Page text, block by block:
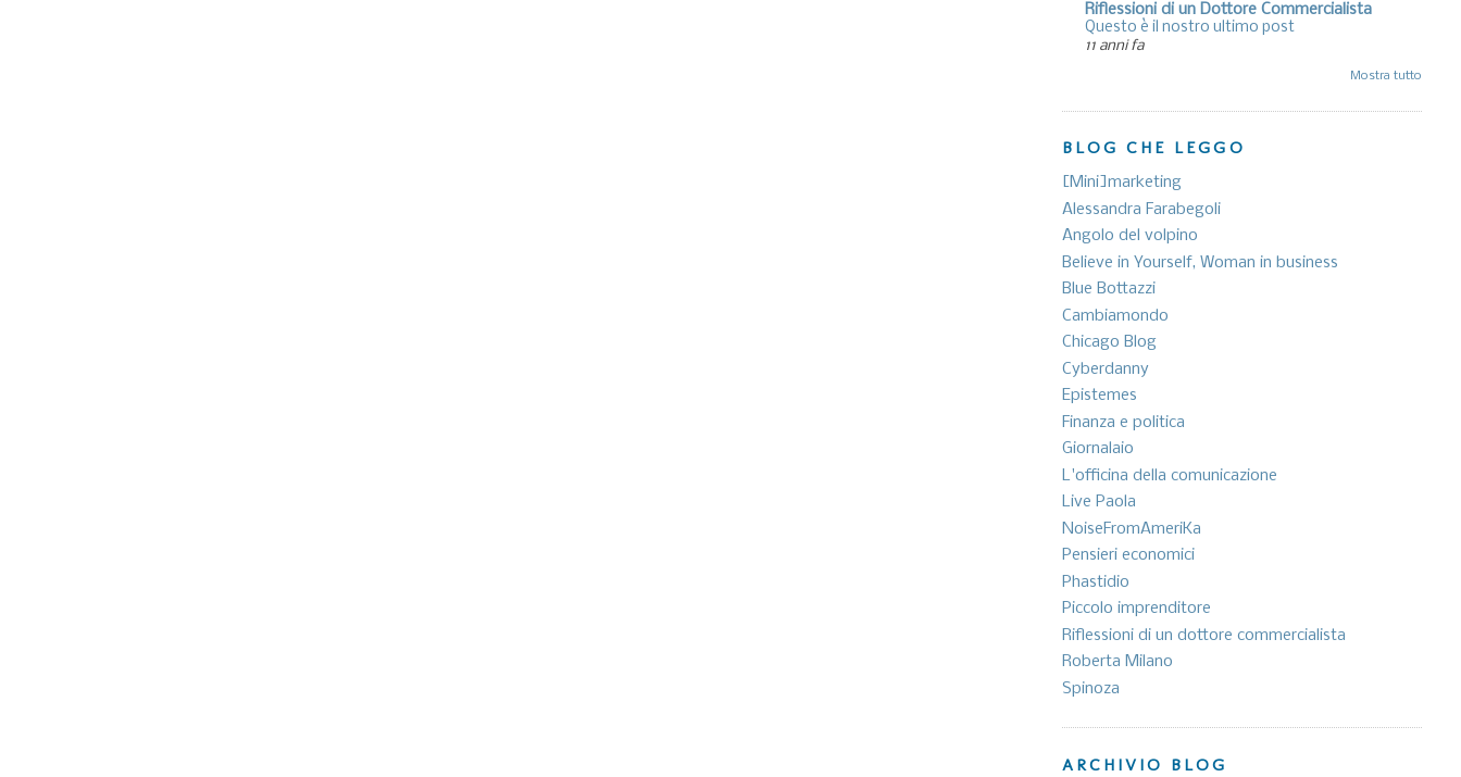
Riflessioni di un Dottore Commercialista
Questo è il nostro ultimo post
11 anni fa
Mostra tutto
BLOG CHE LEGGO
[Mini]marketing
Alessandra Farabegoli
Angolo del volpino
Believe in Yourself, Woman in business
Blue Bottazzi
Cambiamondo
Chicago Blog
Cyberdanny
Epistemes
Finanza e politica
Giornalaio
L'officina della comunicazione
Live Paola
NoiseFromAmeriKa
Pensieri economici
Phastidio
Piccolo imprenditore
Riflessioni di un dottore commercialista
Roberta Milano
Spinoza
ARCHIVIO BLOG